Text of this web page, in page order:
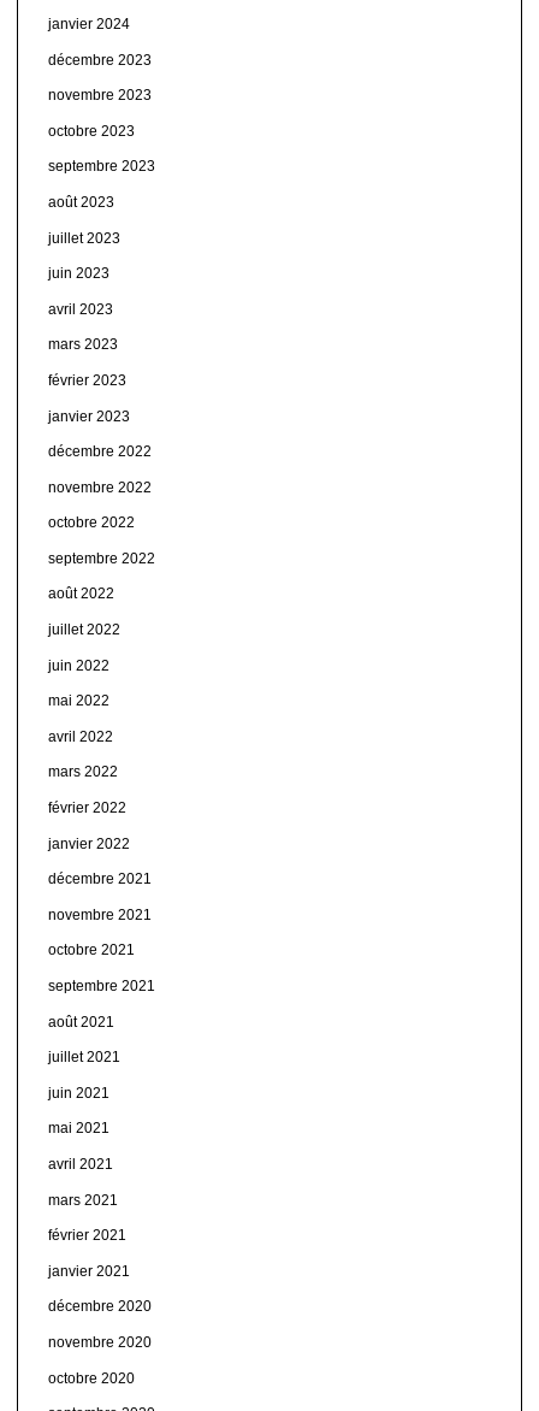
janvier 2024
décembre 2023
novembre 2023
octobre 2023
septembre 2023
août 2023
juillet 2023
juin 2023
avril 2023
mars 2023
février 2023
janvier 2023
décembre 2022
novembre 2022
octobre 2022
septembre 2022
août 2022
juillet 2022
juin 2022
mai 2022
avril 2022
mars 2022
février 2022
janvier 2022
décembre 2021
novembre 2021
octobre 2021
septembre 2021
août 2021
juillet 2021
juin 2021
mai 2021
avril 2021
mars 2021
février 2021
janvier 2021
décembre 2020
novembre 2020
octobre 2020